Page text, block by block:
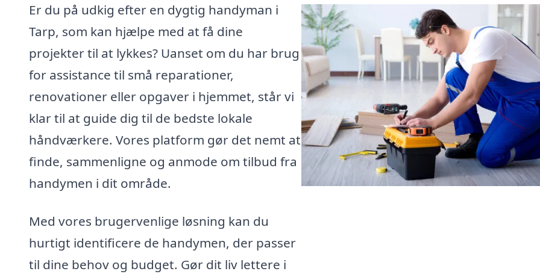
Er du på udkig efter en dygtig handyman i
Tarp, som kan hjælpe med at få dine
projekter til at lykkes? Uanset om du har brug
for assistance til små reparationer,
renovationer eller opgaver i hjemmet, står vi
klar til at guide dig til de bedste lokale
håndværkere. Vores platform gør det nemt at
finde, sammenligne og anmode om tilbud fra
handymen i dit område.
Med vores brugervenlige løsning kan du
hurtigt identificere de handymen, der passer
til dine behov og budget. Gør dit liv lettere i